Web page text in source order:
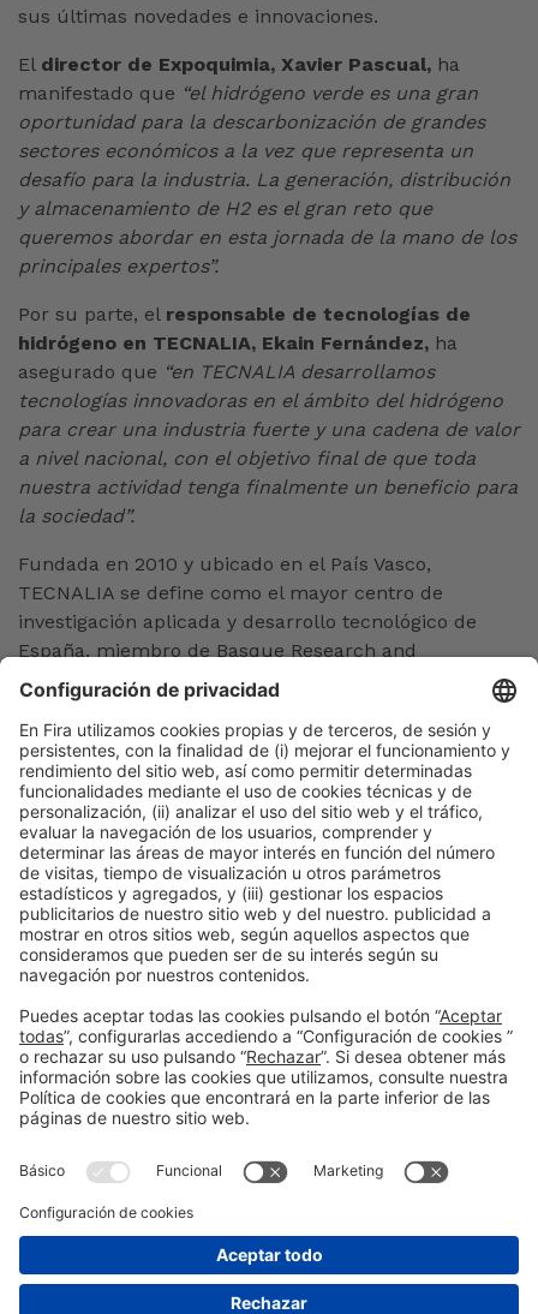
sus últimas novedades e innovaciones.
El director de Expoquimia, Xavier Pascual, ha
manifestado que “el hidrógeno verde es una gran
oportunidad para la descarbonización de grandes
sectores económicos a la vez que representa un
desafío para la industria. La generación, distribución
y almacenamiento de H2 es el gran reto que
queremos abordar en esta jornada de la mano de los
principales expertos”.
Por su parte, el responsable de tecnologías de
hidrógeno en TECNALIA, Ekain Fernández, ha
asegurado que “en TECNALIA desarrollamos
tecnologías innovadoras en el ámbito del hidrógeno
para crear una industria fuerte y una cadena de valor
a nivel nacional, con el objetivo final de que toda
nuestra actividad tenga finalmente un beneficio para
la sociedad”.
Fundada en 2010 y ubicado en el País Vasco,
TECNALIA se define como el mayor centro de
investigación aplicada y desarrollo tecnológico de
España, miembro de Basque Research and
Technology Alliance y referente europeo.
Barcelona, 27 de abril de 2023
Maria Dolors Herranz / Edu Pérez Moya
93 233 25 41 / 93 233 21 66
mdherranz@firabarcelona.com /
eperezm@firabarcelona.com
#EXPOQUIMIA2026
en las redes sociales